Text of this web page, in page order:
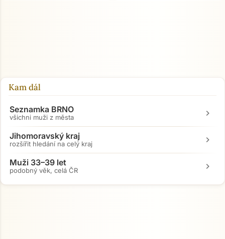
Kam dál
Seznamka BRNO
všichni muži z města chevron_right
Jihomoravský kraj
rozšířit hledání na celý kraj chevron_right
Muži 33–39 let
podobný věk, celá ČR chevron_right